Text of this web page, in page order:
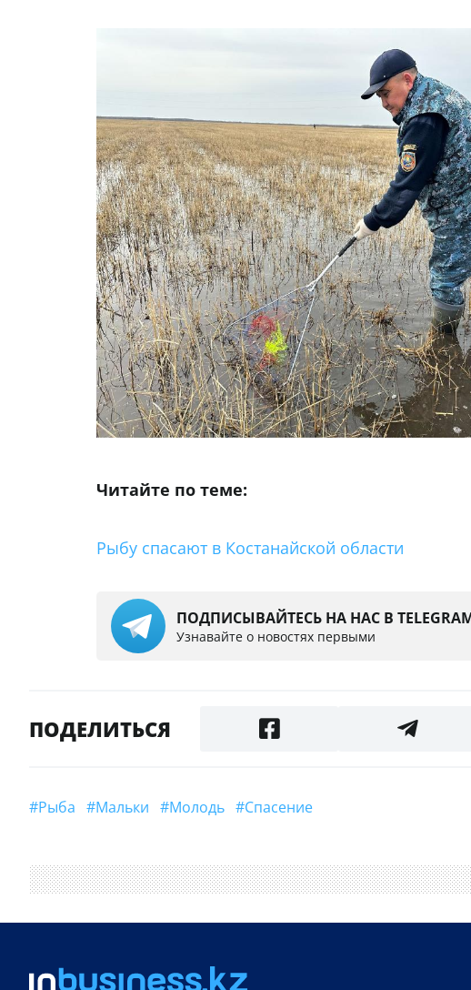
Читайте по теме:
Рыбу спасают в Костанайской области
ПОДПИСЫВАЙТЕСЬ НА НАС В
Узнавайте о новостях первыми
ПОДЕЛИТЬСЯ
#Рыба #Мальки #молодь #спасение